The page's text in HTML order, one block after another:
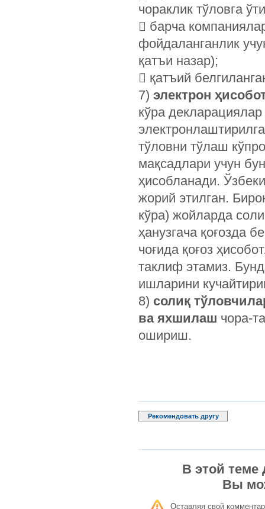
чораклик тўловга
 барча
фойдаланганлик
қатъи назар);
 қатъий
7) электрон
кўра
тўловни тўлаш
мақсадлари учун
ҳисобланади.
жорий этилган.
кўра) жойларда
ҳанузгача қоғозда
чоғида қоғоз
таклиф этамиз.
ишларини
8) солиқ
ва яхшилаш чора-
ошириш.
Рекомендовать другу
В этой теме
Вы
Оставляя свой